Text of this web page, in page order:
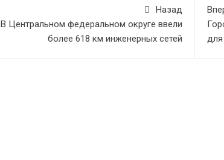
Назад
В Центральном федеральном округе ввели
более 618 км инженерных сетей